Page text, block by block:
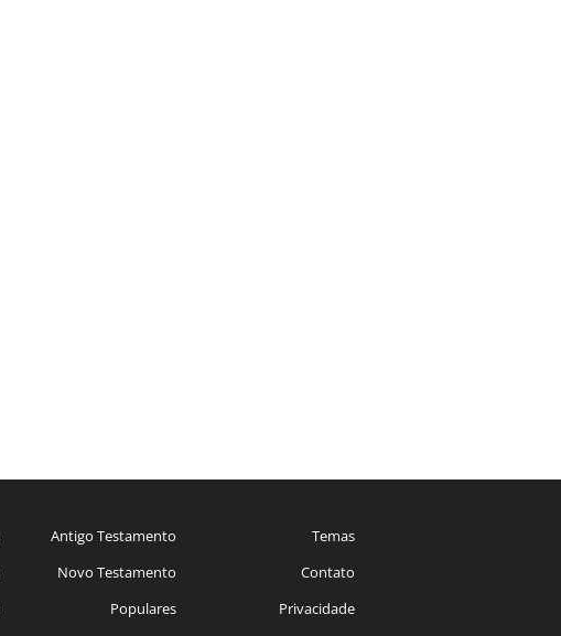
Antigo Testamento
Novo Testamento
Populares
Temas
Contato
Privacidade